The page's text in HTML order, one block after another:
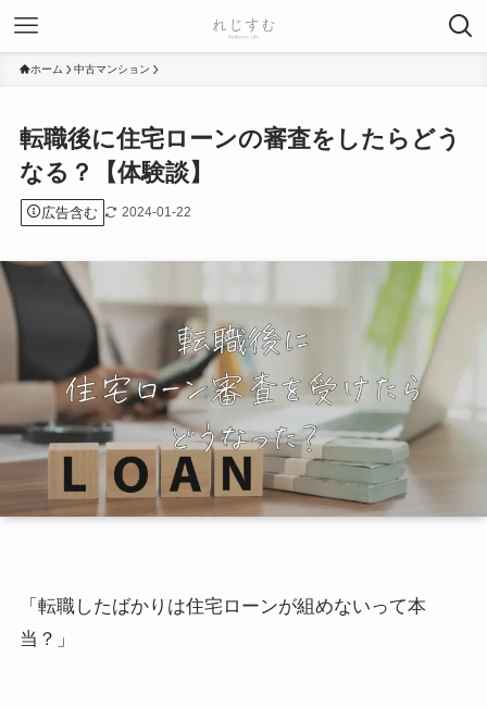
ホーム 中古マンション
転職後に住宅ローンの審査をしたらどう
なる？【体験談】
広告含む 2024-01-22
「転職したばかりは住宅ローンが組めないって本
当？」